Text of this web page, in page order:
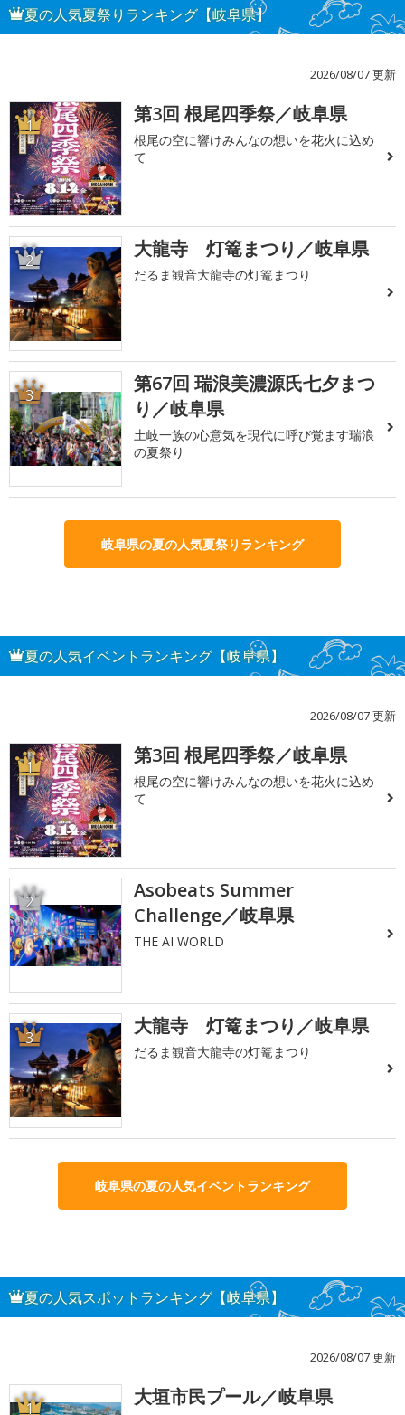
夏の人気夏祭りランキング【岐阜県】
2026/08/07 更新
1 第3回 根尾四季祭／岐阜県
根尾の空に響けみんなの想いを花火に込め
て
2 大龍寺 灯篭まつり／岐阜県
だるま観音大龍寺の灯篭まつり
3
第67回 瑞浪美濃源氏七夕まつ
り／岐阜県
土岐一族の心意気を現代に呼び覚ます瑞浪
の夏祭り
岐阜県の夏の人気夏祭りランキング
夏の人気イベントランキング【岐阜県】
2026/08/07 更新
1 第3回 根尾四季祭／岐阜県
根尾の空に響けみんなの想いを花火に込め
て
2
Asobeats Summer
Challenge／岐阜県
THE AI WORLD
3 大龍寺 灯篭まつり／岐阜県
だるま観音大龍寺の灯篭まつり
岐阜県の夏の人気イベントランキング
夏の人気スポットランキング【岐阜県】
2026/08/07 更新
1 大垣市民プール／岐阜県